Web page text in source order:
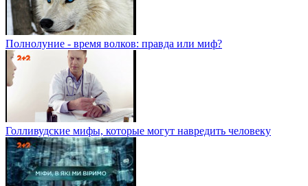
Полнолуние - время волков: правда или миф?
Голливудские мифы, которые могут навредить человеку